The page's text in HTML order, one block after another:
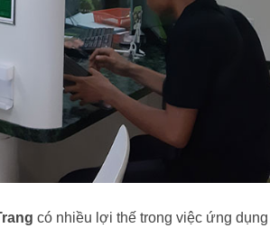
có nhiều lợi thế trong việc ứng